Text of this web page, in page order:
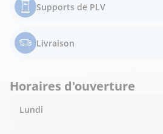
Supports de PLV
Livraison
Horaires d'ouverture
Lundi